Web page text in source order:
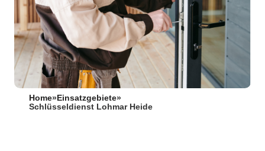
Home» Einsatzgebiete»
Schlüsseldienst Lohmar Heide